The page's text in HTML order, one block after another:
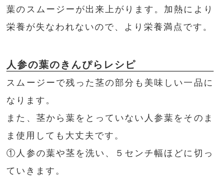
葉のスムージーが出来上がります。加熱により
栄養が失なわれないので、より栄養満点です。
人参の葉のきんぴらレシピ
スムージーで残った茎の部分も美味しい一品に
なります。
また、茎から葉をとっていない人参葉をそのま
ま使用しても大丈夫です。
①人参の葉や茎を洗い、５センチ幅ほどに切っ
ていきます。